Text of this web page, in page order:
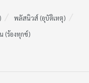
พลัสนิวส์ (อุบัติเหตุ)
(ร้องทุกข์)